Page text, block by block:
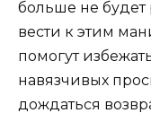
больше не будет
вести к этим
помогут
навязчивых
дождаться